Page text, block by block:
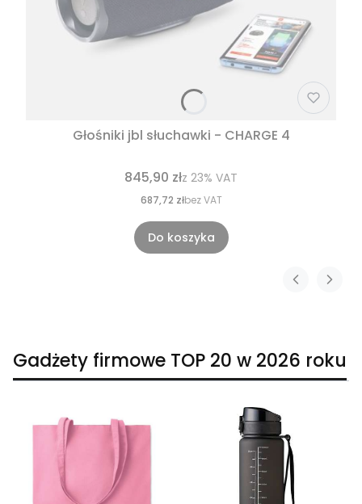
Głośniki jbl słuchawki - CHARGE 4
845,90 złz 23% VAT
687,72 złbez VAT
Do koszyka
Gadżety firmowe TOP 20 w 2026 roku